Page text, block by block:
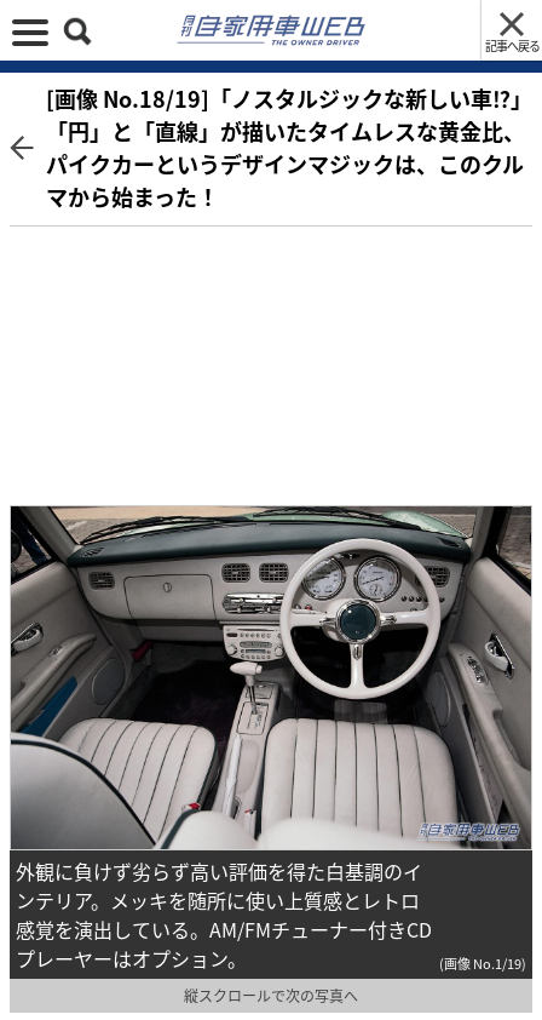
記事へ戻る
[画像 No.18/19]「ノスタルジックな新しい車⁉︎」
「円」と「直線」が描いたタイムレスな黄金比、
パイクカーというデザインマジックは、このクル
マから始まった！
外観に負けず劣らず高い評価を得た白基調のイ
ンテリア。メッキを随所に使い上質感とレトロ
感覚を演出している。AM/FMチューナー付きCD
プレーヤーはオプション。
(画像 No.1/19)
縦スクロールで次の写真へ